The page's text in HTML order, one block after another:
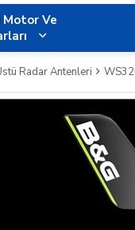
Ve
Radar Antenleri